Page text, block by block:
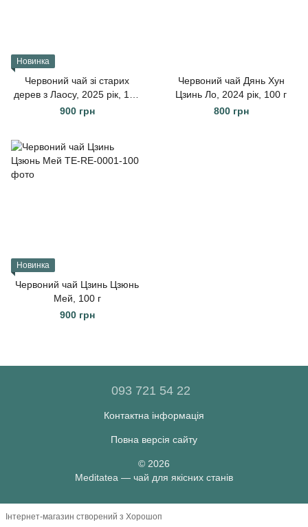
Новинка
Червоний чай зі старих
дерев з Лаосу, 2025 рік, 100
г
900 грн
Червоний чай Дянь Хун
Цзинь Ло, 2024 рік, 100 г
800 грн
Новинка
Червоний чай Цзинь Цзюнь
Мей, 100 г
900 грн
093 721 54 22
Контактна інформація
Повна версія сайту
© 2026
Meditatea — чай для якісних станів
Інтернет-магазин створений з Хорошоп